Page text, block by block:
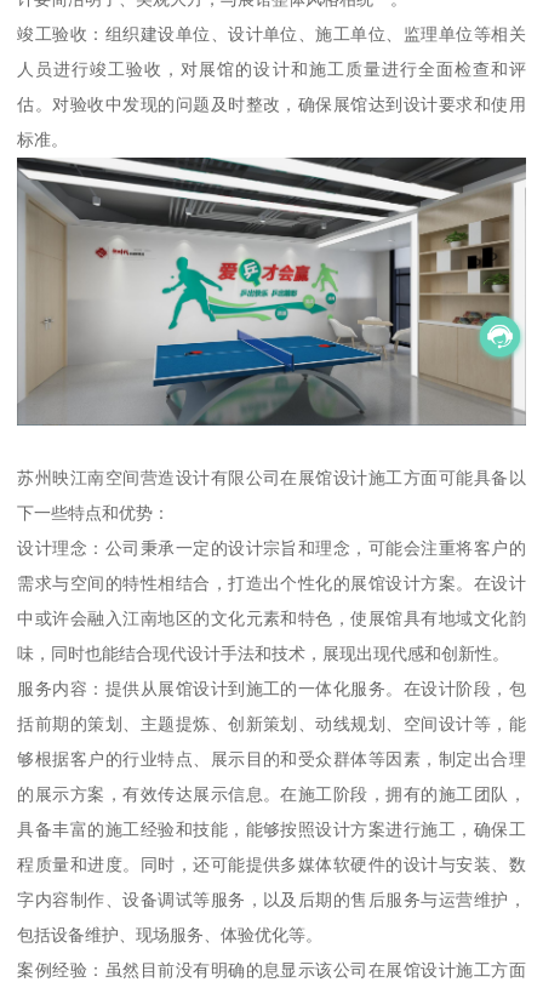
竣工验收：组织建设单位、设计单位、施工单位、监理单位等相关
人员进行竣工验收，对展馆的设计和施工质量进行全面检查和评
估。对验收中发现的问题及时整改，确保展馆达到设计要求和使用
标准。
苏州映江南空间营造设计有限公司在展馆设计施工方面可能具备以
下一些特点和优势：
设计理念：公司秉承一定的设计宗旨和理念，可能会注重将客户的
需求与空间的特性相结合，打造出个性化的展馆设计方案。在设计
中或许会融入江南地区的文化元素和特色，使展馆具有地域文化韵
味，同时也能结合现代设计手法和技术，展现出现代感和创新性。
服务内容：提供从展馆设计到施工的一体化服务。在设计阶段，包
括前期的策划、主题提炼、创新策划、动线规划、空间设计等，能
够根据客户的行业特点、展示目的和受众群体等因素，制定出合理
的展示方案，有效传达展示信息。在施工阶段，拥有的施工团队，
具备丰富的施工经验和技能，能够按照设计方案进行施工，确保工
程质量和进度。同时，还可能提供多媒体软硬件的设计与安装、数
字内容制作、设备调试等服务，以及后期的售后服务与运营维护，
包括设备维护、现场服务、体验优化等。
案例经验：虽然目前没有明确的息显示该公司在展馆设计施工方面